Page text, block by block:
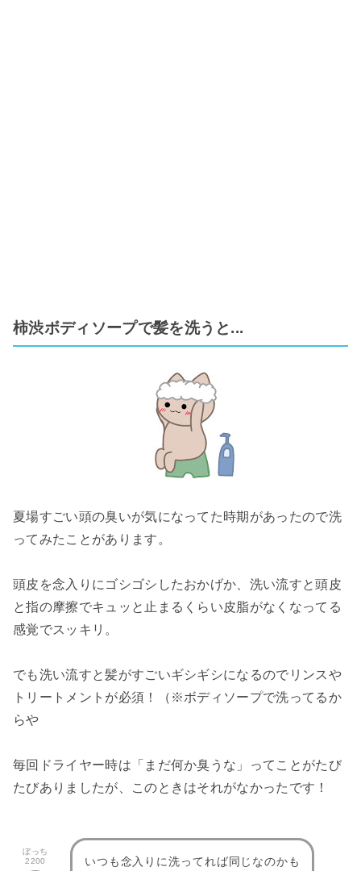
柿渋ボディソープで髪を洗うと...
夏場すごい頭の臭いが気になってた時期があったので洗
ってみたことがあります。
頭皮を念入りにゴシゴシしたおかげか、洗い流すと頭皮
と指の摩擦でキュッと止まるくらい皮脂がなくなってる
感覚でスッキリ。
でも洗い流すと髪がすごいギシギシになるのでリンスや
トリートメントが必須！（※ボディソープで洗ってるか
らや
毎回ドライヤー時は「まだ何か臭うな」ってことがたび
たびありましたが、このときはそれがなかったです！
ぼっち
2200
いつも念入りに洗ってれば同じなのかも